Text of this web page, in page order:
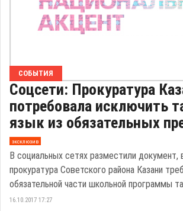
СОБЫТИЯ
Соцсети: Прокуратура
потребовала исключить
язык из обязательных
эксклюзив
В социальных сетях разместили документ,
прокуратура Советского района Казани
обязательной части школьной программы
16.10.2017 17:27